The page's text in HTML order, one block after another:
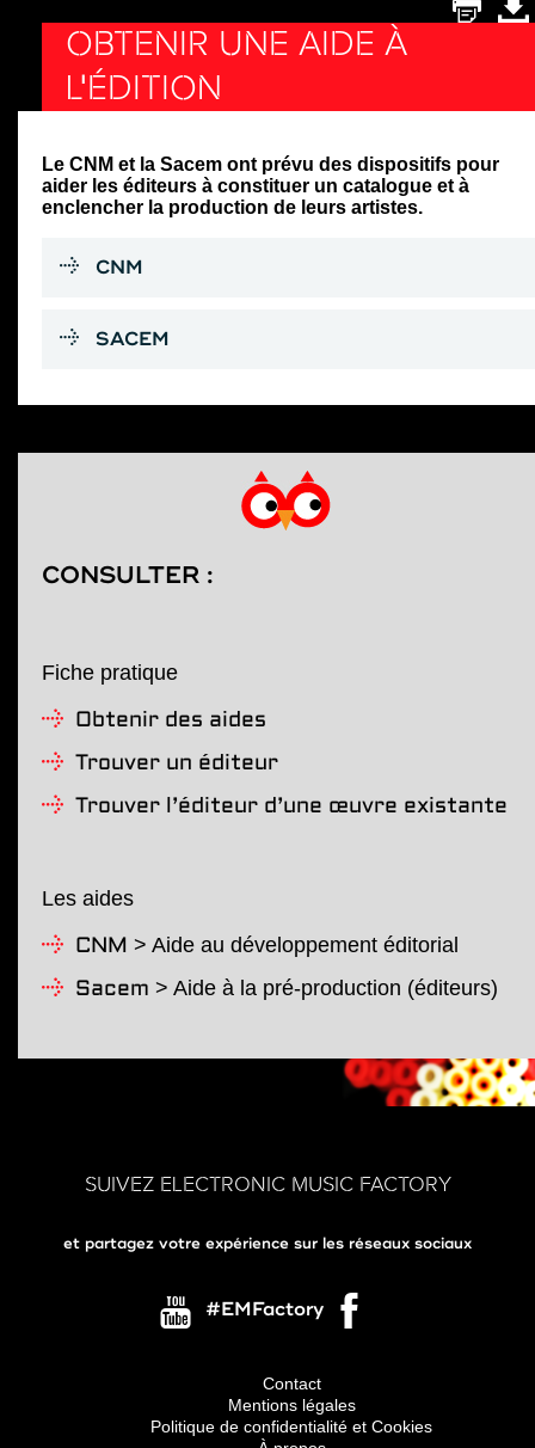
OBTENIR UNE AIDE À
L'ÉDITION
Le CNM et la Sacem ont prévu des dispositifs pour
aider les éditeurs à constituer un catalogue et à
enclencher la production de leurs artistes.
CNM
SACEM
CONSULTER :
Fiche pratique
Obtenir des aides
Trouver un éditeur
Trouver l’éditeur d’une œuvre existante
Les aides
CNM > Aide au développement éditorial
Sacem > Aide à la pré-production (éditeurs)
SUIVEZ ELECTRONIC MUSIC FACTORY
et partagez votre expérience sur les réseaux sociaux
#EMFactory
Contact
Mentions légales
Politique de confidentialité et Cookies